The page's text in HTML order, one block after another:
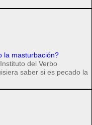
la masturbación?
del Verbo
saber si es pecado la